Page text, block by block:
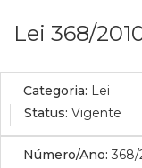
Lei 368/
Categoria: Lei
Status: Vigente
Número/Ano: 368/